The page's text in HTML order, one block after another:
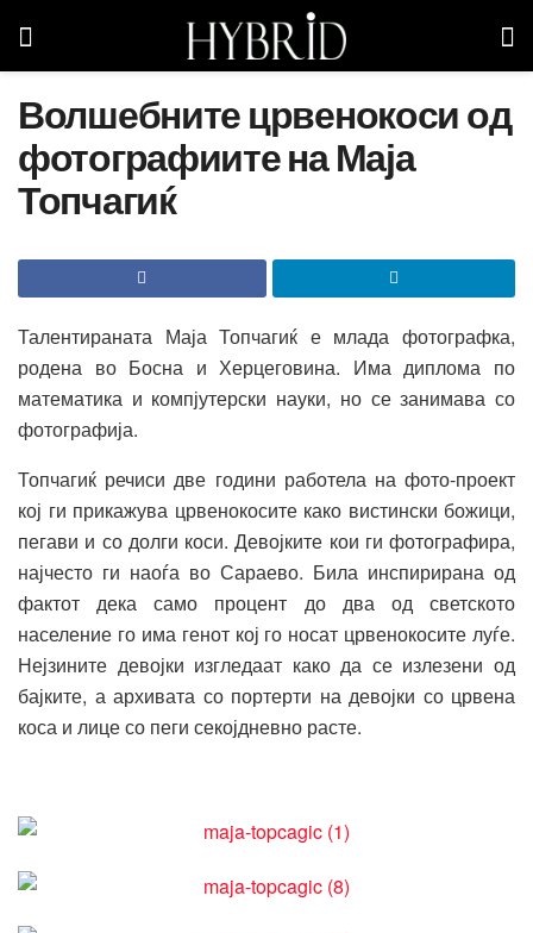
Волшебните црвенокоси од
фотографиите на Маја
Топчагиќ
Талентираната Маја Топчагиќ е млада фотографка,
родена во Босна и Херцеговина. Има диплома по
математика и компјутерски науки, но се занимава со
фотографија.
Топчагиќ речиси две години работела на фото-проект
кој ги прикажува црвенокосите како вистински божици,
пегави и со долги коси. Девојките кои ги фотографира,
најчесто ги наоѓа во Сараево. Била инспирирана од
фактот дека само процент до два од светското
население го има генот кој го носат црвенокосите луѓе.
Нејзините девојки изгледаат како да се излезени од
бајките, а архивата со портерти на девојки со црвена
коса и лице со пеги секојдневно расте.